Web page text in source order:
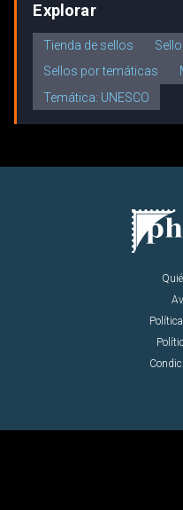
Explorar
Tienda de sellos
Sellos por temáticas
Temática: UNESCO